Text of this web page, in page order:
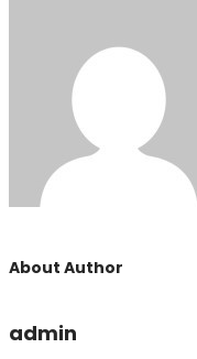
About Author
admin